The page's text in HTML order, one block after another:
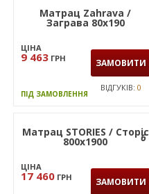
Матрац Zahrava /
Заграва 80х190
ЦІНА
9 463 ГРН ЗАМОВИТИ
ПІД ЗАМОВЛЕННЯ
ВІДГУКІВ:0
6
Матрац STORIES / Сторіс
800х1900
ЦІНА
17 460 ГРН ЗАМОВИТИ